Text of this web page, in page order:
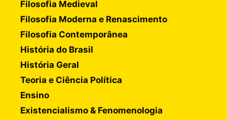
Filosofia Medieval
Filosofia Moderna e Renascimento
Filosofia Contemporânea
História do Brasil
História Geral
Teoria e Ciência Política
Ensino
Existencialismo & Fenomenologia